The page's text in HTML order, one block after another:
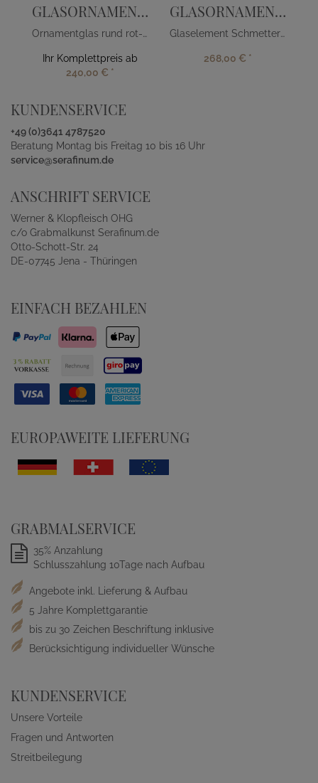
GLASORNAMENT R-43
Ornamentglas rund rot-gelb
Ihr Komplettpreis ab
240,00 € *
GLASORNAMENT S-20
Glaselement Schmetterlingsform
268,00 € *
KUNDENSERVICE
+49 (0)3641 4787520
Beratung Montag bis Freitag 10 bis 16 Uhr
service@serafinum.de
ANSCHRIFT SERVICE
Werner & Klopfleisch OHG
c/o Grabmalkunst Serafinum.de
Otto-Schott-Str. 24
DE-07745 Jena - Thüringen
EINFACH BEZAHLEN
EUROPAWEITE LIEFERUNG
GRABMALSERVICE
35% Anzahlung
Schlusszahlung 10Tage nach Aufbau
Angebote inkl. Lieferung & Aufbau
5 Jahre Komplettgarantie
bis zu 30 Zeichen Beschriftung inklusive
Berücksichtigung individueller Wünsche
KUNDENSERVICE
Unsere Vorteile
Fragen und Antworten
Streitbeilegung